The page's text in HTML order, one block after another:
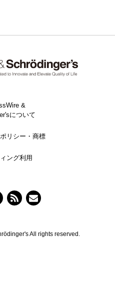
&
について
リシー・商標
ング利用
All rights reserved.